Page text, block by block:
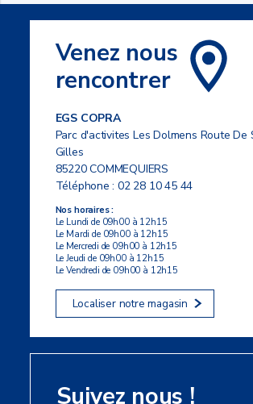
Venez nous
rencontrer
EGS COPRA
Parc d'activites Les Dolmens Route De
Gilles
85220 COMMEQUIERS
Téléphone :02 28 10 45 44
Nos horaires :
Le Lundi de 09h00 à 12h15
Le Mardi de 09h00 à 12h15
Le Mercredi de 09h00 à 12h15
Le Jeudi de 09h00 à 12h15
Le Vendredi de 09h00 à 12h15
Localiser notre magasin
Suivez nous !